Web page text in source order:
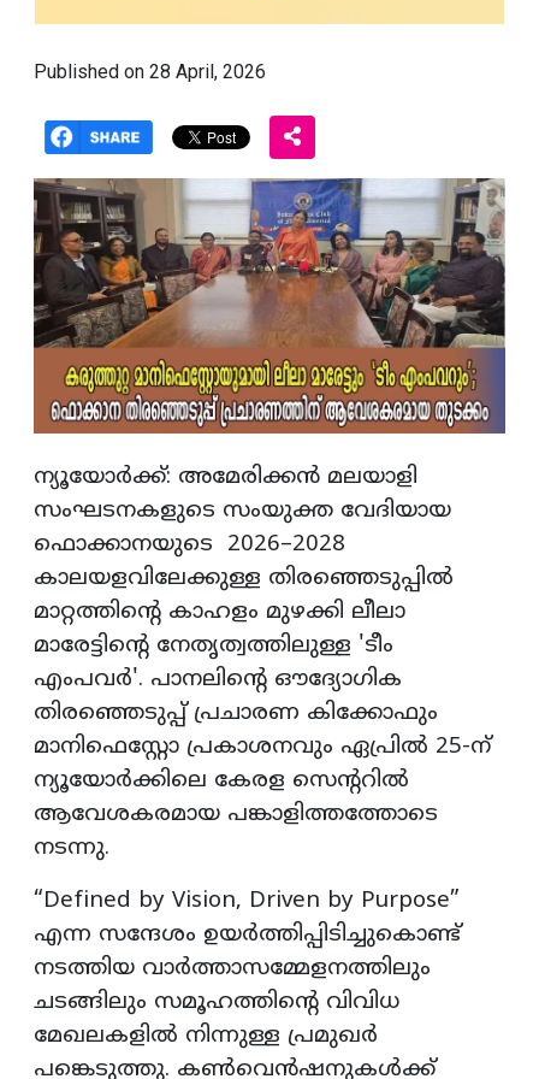
Published on 28 April, 2026
ന്യൂയോർക്ക്: അമേരിക്കൻ മലയാളി
സംഘടനകളുടെ സംയുക്ത വേദിയായ
ഫൊക്കാനയുടെ 2026–2028
കാലയളവിലേക്കുള്ള തിരഞ്ഞെടുപ്പിൽ
മാറ്റത്തിന്റെ കാഹളം മുഴക്കി ലീലാ
മാരേട്ടിന്റെ നേതൃത്വത്തിലുള്ള 'ടീം
എംപവർ'. പാനലിന്റെ ഔദ്യോഗിക
തിരഞ്ഞെടുപ്പ് പ്രചാരണ കിക്കോഫും
മാനിഫെസ്റ്റോ പ്രകാശനവും ഏപ്രിൽ 25-ന്
ന്യൂയോർക്കിലെ കേരള സെന്ററിൽ
ആവേശകരമായ പങ്കാളിത്തത്തോടെ
നടന്നു.
“Defined by Vision, Driven by Purpose”
എന്ന സന്ദേശം ഉയർത്തിപ്പിടിച്ചുകൊണ്ട്
നടത്തിയ വാർത്താസമ്മേളനത്തിലും
ചടങ്ങിലും സമൂഹത്തിന്റെ വിവിധ
മേഖലകളിൽ നിന്നുള്ള പ്രമുഖർ
പങ്കെടുത്തു. കൺവെൻഷനുകൾക്ക്